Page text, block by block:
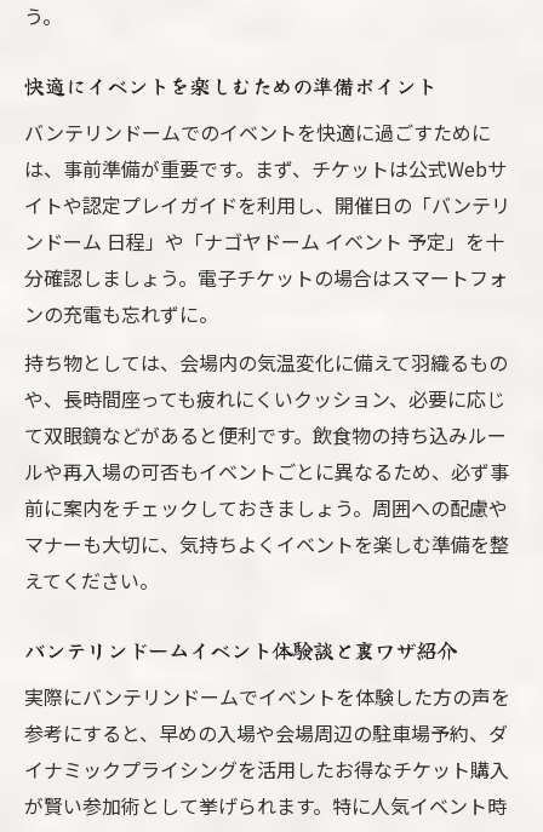
う。
快適にイベントを楽しむための準備ポイント
バンテリンドームでのイベントを快適に過ごすために
は、事前準備が重要です。まず、チケットは公式Webサ
イトや認定プレイガイドを利用し、開催日の「バンテリ
ンドーム 日程」や「ナゴヤドーム イベント 予定」を十
分確認しましょう。電子チケットの場合はスマートフォ
ンの充電も忘れずに。
持ち物としては、会場内の気温変化に備えて羽織るもの
や、長時間座っても疲れにくいクッション、必要に応じ
て双眼鏡などがあると便利です。飲食物の持ち込みルー
ルや再入場の可否もイベントごとに異なるため、必ず事
前に案内をチェックしておきましょう。周囲への配慮や
マナーも大切に、気持ちよくイベントを楽しむ準備を整
えてください。
バンテリンドームイベント体験談と裏ワザ紹介
実際にバンテリンドームでイベントを体験した方の声を
参考にすると、早めの入場や会場周辺の駐車場予約、ダ
イナミックプライシングを活用したお得なチケット購入
が賢い参加術として挙げられます。特に人気イベント時